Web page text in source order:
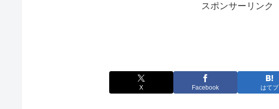
スポンサーリンク
X Facebook はてブ